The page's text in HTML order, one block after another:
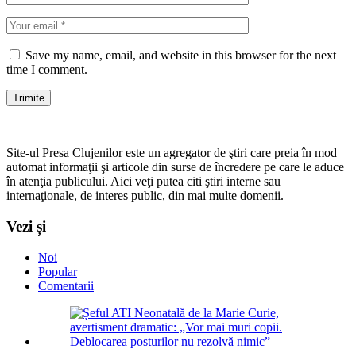
Save my name, email, and website in this browser for the next
time I comment.
Site-ul Presa Clujenilor este un agregator de ştiri care preia în mod
automat informaţii şi articole din surse de încredere pe care le aduce
în atenţia publicului. Aici veţi putea citi ştiri interne sau
internaţionale, de interes public, din mai multe domenii.
Vezi și
Noi
Popular
Comentarii